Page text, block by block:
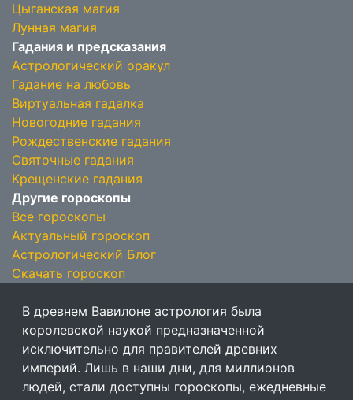
Цыганская магия
Лунная магия
Гадания и предсказания
Астрологический оракул
Гадание на любовь
Виртуальная гадалка
Новогодние гадания
Рождественские гадания
Святочные гадания
Крещенские гадания
Другие гороскопы
Все гороскопы
Актуальный гороскоп
Астрологический Блог
Скачать гороскоп
В древнем Вавилоне астрология была
королевской наукой предназначенной
исключительно для правителей древних
империй. Лишь в наши дни, для миллионов
людей, стали доступны гороскопы, ежедневные